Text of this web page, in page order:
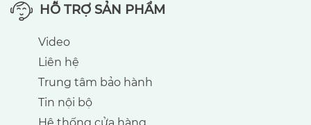
HỖ TRỢ SẢN PHẨM
Video
Liên hệ
Trung tâm bảo hành
Tin nội bộ